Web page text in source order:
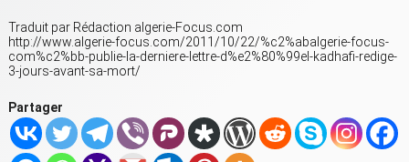
Traduit par Rédaction algerie-Focus.com
http://www.algerie-focus.com/2011/10/22/%c2%abalgerie-focus-
com%c2%bb-publie-la-derniere-lettre-d%e2%80%99el-kadhafi-redige-
3-jours-avant-sa-mort/
Partager